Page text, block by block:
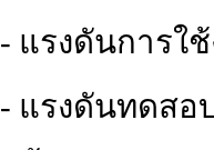
- แรงดันการใ
- แรงดันทดสอ